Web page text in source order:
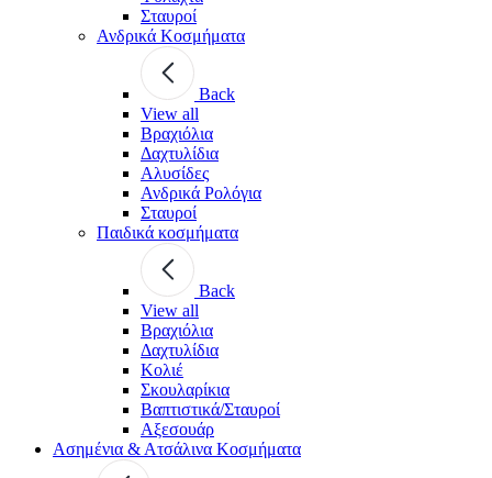
Σταυροί
Ανδρικά Κοσμήματα
Back
View all
Βραχιόλια
Δαχτυλίδια
Αλυσίδες
Ανδρικά Ρολόγια
Σταυροί
Παιδικά κοσμήματα
Back
View all
Βραχιόλια
Δαχτυλίδια
Κολιέ
Σκουλαρίκια
Βαπτιστικά/Σταυροί
Αξεσουάρ
Ασημένια & Ατσάλινα Κοσμήματα